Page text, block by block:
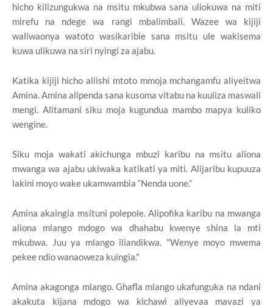
hicho kilizungukwa na msitu mkubwa sana uliokuwa na miti
mirefu na ndege wa rangi mbalimbali. Wazee wa kijiji
waliwaonya watoto wasikaribie sana msitu ule wakisema
kuwa ulikuwa na siri nyingi za ajabu.
Katika kijiji hicho aliishi mtoto mmoja mchangamfu aliyeitwa
Amina. Amina alipenda sana kusoma vitabu na kuuliza maswali
mengi. Alitamani siku moja kugundua mambo mapya kuliko
wengine.
Siku moja wakati akichunga mbuzi karibu na msitu aliona
mwanga wa ajabu ukiwaka katikati ya miti. Alijaribu kupuuza
lakini moyo wake ukamwambia “Nenda uone.”
Amina akaingia msituni polepole. Alipofika karibu na mwanga
aliona mlango mdogo wa dhahabu kwenye shina la mti
mkubwa. Juu ya mlango iliandikwa. "Wenye moyo mwema
pekee ndio wanaoweza kuingia."
Amina akagonga mlango. Ghafla mlango ukafunguka na ndani
akakuta kijana mdogo wa kichawi aliyevaa mavazi ya